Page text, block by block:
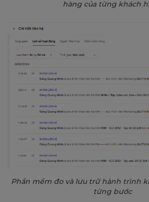
hàng của từng khách
Phần mềm đo và lưu trữ hành trình
từng bước